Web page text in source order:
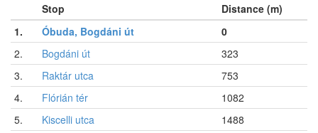
Stop
Distance (m)
1.
Óbuda, Bogdáni út
0
2.
Bogdáni út
323
3.
Raktár utca
753
4.
Flórián tér
1082
5.
Kiscelli utca
1488